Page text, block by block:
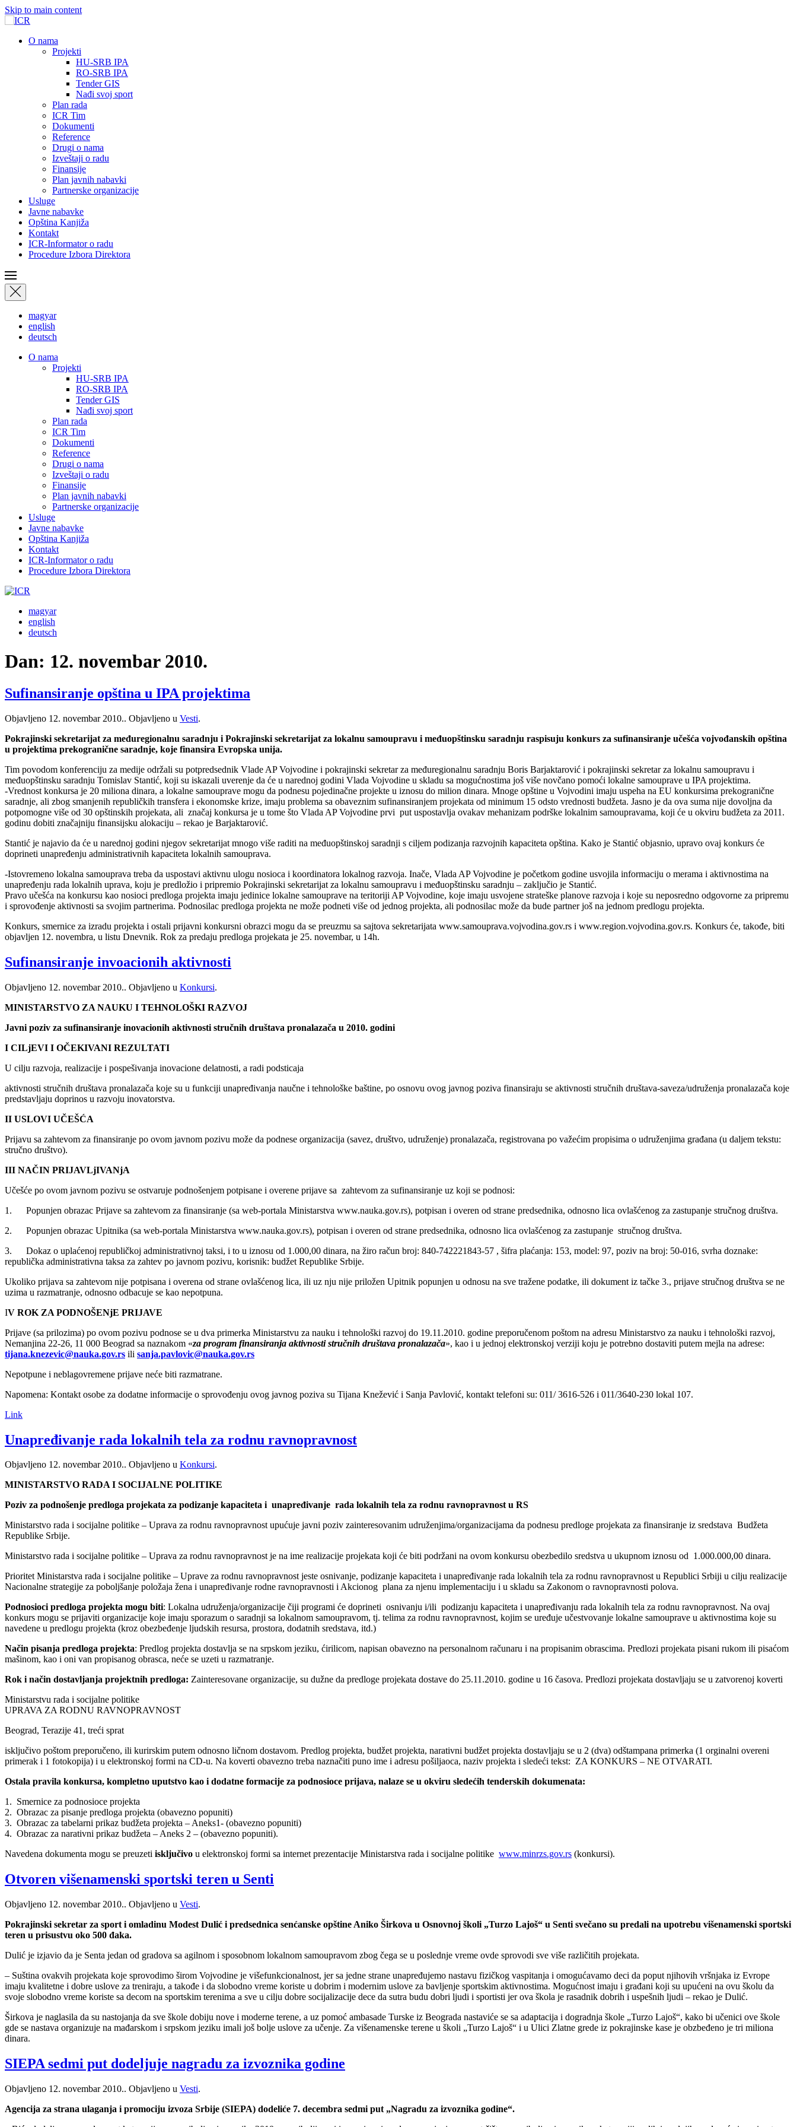
Skip to main content
О nama
Projekti
HU-SRB IPA
RO-SRB IPA
Tender GIS
Nađi svoj sport
Plan rada
ICR Tim
Dokumenti
Reference
Drugi o nama
Izveštaji o radu
Finansije
Plan javnih nabavki
Partnerske organizacije
Usluge
Javne nabavke
Opština Kanjiža
Kontakt
ICR-Informator o radu
Procedure Izbora Direktora
magyar
english
deutsch
О nama
Projekti
HU-SRB IPA
RO-SRB IPA
Tender GIS
Nađi svoj sport
Plan rada
ICR Tim
Dokumenti
Reference
Drugi o nama
Izveštaji o radu
Finansije
Plan javnih nabavki
Partnerske organizacije
Usluge
Javne nabavke
Opština Kanjiža
Kontakt
ICR-Informator o radu
Procedure Izbora Direktora
magyar
english
deutsch
Dan: 12. novembar 2010.
Sufinansiranje opština u IPA projektima
Objavljeno 12. novembar 2010.. Objavljeno u Vesti.
Pokrajinski sekretarijat za međuregionalnu saradnju i Pokrajinski sekretarijat za lokalnu samoupravu i međuopštinsku saradnju raspisuju konkurs za sufinansiranje učešća vojvođanskih opština
u projektima prekogranične saradnje, koje finansira Evropska unija.
Tim povodom konferenciju za medije održali su potpredsednik Vlade AP Vojvodine i pokrajinski sekretar za međuregionalnu saradnju Boris Barjaktarović i pokrajinski sekretar za lokalnu samoupravu i
međuopštinsku saradnju Tomislav Stantić, koji su iskazali uverenje da će u narednoj godini Vlada Vojvodine u skladu sa mogućnostima još više novčano pomoći lokalne samouprave u IPA projektima.
-Vrednost konkursa je 20 miliona dinara, a lokalne samouprave mogu da podnesu pojedinačne projekte u iznosu do milion dinara. Mnoge opštine u Vojvodini imaju uspeha na EU konkursima prekogranične
saradnje, ali zbog smanjenih republičkih transfera i ekonomske krize, imaju problema sa obaveznim sufinansiranjem projekata od minimum 15 odsto vrednosti budžeta. Jasno je da ova suma nije dovoljna da
potpomogne više od 30 opštinskih projekata, ali značaj konkursa je u tome što Vlada AP Vojvodine prvi put uspostavlja ovakav mehanizam podrške lokalnim samoupravama, koji će u okviru budžeta za 2011.
godinu dobiti značajniju finansijsku alokaciju – rekao je Barjaktarović.
Stantić je najavio da će u narednoj godini njegov sekretarijat mnogo više raditi na međuopštinskoj saradnji s ciljem podizanja razvojnih kapaciteta opština. Kako je Stantić objasnio, upravo ovaj konkurs će
doprineti unapređenju administrativnih kapaciteta lokalnih samouprava.
-Istovremeno lokalna samouprava treba da uspostavi aktivnu ulogu nosioca i koordinatora lokalnog razvoja. Inače, Vlada AP Vojvodine je početkom godine usvojila informaciju o merama i aktivnostima na
unapređenju rada lokalnih uprava, koju je predložio i pripremio Pokrajinski sekretarijat za lokalnu samoupravu i međuopštinsku saradnju – zaključio je Stantić.
Pravo učešća na konkursu kao nosioci predloga projekta imaju jedinice lokalne samouprave na teritoriji AP Vojvodine, koje imaju usvojene strateške planove razvoja i koje su neposredno odgovorne za pripremu
i sprovođenje aktivnosti sa svojim partnerima. Podnosilac predloga projekta ne može podneti više od jednog projekta, ali podnosilac može da bude partner još na jednom predlogu projekta.
Konkurs, smernice za izradu projekta i ostali prijavni konkursni obrazci mogu da se preuzmu sa sajtova sekretarijata www.samouprava.vojvodina.gov.rs i www.region.vojvodina.gov.rs. Konkurs će, takođe, biti
objavljen 12. novembra, u listu Dnevnik. Rok za predaju predloga projekata je 25. novembar, u 14h.
Sufinansiranje invoacionih aktivnosti
Objavljeno 12. novembar 2010.. Objavljeno u Konkursi.
MINISTARSTVO ZA NAUKU I TEHNOLOŠKI RAZVOJ
Javni poziv za sufinansiranje inovacionih aktivnosti stručnih društava pronalazača u 2010. godini
I CILjEVI I OČEKIVANI REZULTATI
U cilju razvoja, realizacije i pospešivanja inovacione delatnosti, a radi podsticaja
aktivnosti stručnih društava pronalazača koje su u funkciji unapređivanja naučne i tehnološke baštine, po osnovu ovog javnog poziva finansiraju se aktivnosti stručnih društava-saveza/udruženja pronalazača koje
predstavljaju doprinos u razvoju inovatorstva.
II USLOVI UČEŠĆA
Prijavu sa zahtevom za finansiranje po ovom javnom pozivu može da podnese organizacija (savez, društvo, udruženje) pronalazača, registrovana po važećim propisima o udruženjima građana (u daljem tekstu:
stručno društvo).
III NAČIN PRIJAVLjIVANjA
Učešće po ovom javnom pozivu se ostvaruje podnošenjem potpisane i overene prijave sa zahtevom za sufinansiranje uz koji se podnosi:
1. Popunjen obrazac Prijave sa zahtevom za finansiranje (sa web-portala Ministarstva www.nauka.gov.rs), potpisan i overen od strane predsednika, odnosno lica ovlašćenog za zastupanje stručnog društva.
2. Popunjen obrazac Upitnika (sa web-portala Ministarstva www.nauka.gov.rs), potpisan i overen od strane predsednika, odnosno lica ovlašćenog za zastupanje stručnog društva.
3. Dokaz o uplaćenoj republičkoj administrativnoj taksi, i to u iznosu od 1.000,00 dinara, na žiro račun broj: 840-742221843-57 , šifra plaćanja: 153, model: 97, poziv na broj: 50-016, svrha doznake:
republička administrativna taksa za zahtev po javnom pozivu, korisnik: budžet Republike Srbije.
Ukoliko prijava sa zahtevom nije potpisana i overena od strane ovlašćenog lica, ili uz nju nije priložen Upitnik popunjen u odnosu na sve tražene podatke, ili dokument iz tačke 3., prijave stručnog društva se ne
uzima u razmatranje, odnosno odbacuje se kao nepotpuna.
IV ROK ZA PODNOŠENjE PRIJAVE
Prijave (sa prilozima) po ovom pozivu podnose se u dva primerka Ministarstvu za nauku i tehnološki razvoj do 19.11.2010. godine preporučenom poštom na adresu Ministarstvo za nauku i tehnološki razvoj,
Nemanjina 22-26, 11 000 Beograd sa naznakom «za program finansiranja aktivnosti stručnih društava pronalazača», kao i u jednoj elektronskoj verziji koju je potrebno dostaviti putem mejla na adrese:
tijana.knezevic@nauka.gov.rs ili sanja.pavlovic@nauka.gov.rs
Nepotpune i neblagovremene prijave neće biti razmatrane.
Napomena: Kontakt osobe za dodatne informacije o sprovođenju ovog javnog poziva su Tijana Knežević i Sanja Pavlović, kontakt telefoni su: 011/ 3616-526 i 011/3640-230 lokal 107.
Link
Unapređivanje rada lokalnih tela za rodnu ravnopravnost
Objavljeno 12. novembar 2010.. Objavljeno u Konkursi.
MINISTARSTVO RADA I SOCIJALNE POLITIKE
Poziv za podnošenje predloga projekata za podizanje kapaciteta i unapređivanje rada lokalnih tela za rodnu ravnopravnost u RS
Ministarstvo rada i socijalne politike – Uprava za rodnu ravnopravnost upućuje javni poziv zainteresovanim udruženjima/organizacijama da podnesu predloge projekata za finansiranje iz sredstava Budžeta
Republike Srbije.
Ministarstvo rada i socijalne politike – Uprava za rodnu ravnopravnost je na ime realizacije projekata koji će biti podržani na ovom konkursu obezbedilo sredstva u ukupnom iznosu od 1.000.000,00 dinara.
Prioritet Ministarstva rada i socijalne politike – Uprave za rodnu ravnopravnost jeste osnivanje, podizanje kapaciteta i unapređivanje rada lokalnih tela za rodnu ravnopravnost u Republici Srbiji u cilju realizacije
Nacionalne strategije za poboljšanje položaja žena i unapređivanje rodne ravnopravnosti i Akcionog plana za njenu implementaciju i u skladu sa Zakonom o ravnopravnosti polova.
Podnosioci predloga projekta mogu biti: Lokalna udruženja/organizacije čiji programi će doprineti osnivanju i/ili podizanju kapaciteta i unapređivanju rada lokalnih tela za rodnu ravnopravnost. Na ovaj
konkurs mogu se prijaviti organizacije koje imaju sporazum o saradnji sa lokalnom samoupravom, tj. telima za rodnu ravnopravnost, kojim se uređuje učestvovanje lokalne samouprave u aktivnostima koje su
navedene u predlogu projekta (kroz obezbeđenje ljudskih resursa, prostora, dodatnih sredstava, itd.)
Način pisanja predloga projekta: Predlog projekta dostavlja se na srpskom jeziku, ćirilicom, napisan obavezno na personalnom računaru i na propisanim obrascima. Predlozi projekata pisani rukom ili pisaćom
mašinom, kao i oni van propisanog obrasca, neće se uzeti u razmatranje.
Rok i način dostavljanja projektnih predloga: Zainteresovane organizacije, su dužne da predloge projekata dostave do 25.11.2010. godine u 16 časova. Predlozi projekata dostavljaju se u zatvorenoj koverti
Ministarstvu rada i socijalne politike
UPRAVA ZA RODNU RAVNOPRAVNOST
Beograd, Terazije 41, treći sprat
isključivo poštom preporučeno, ili kurirskim putem odnosno ličnom dostavom. Predlog projekta, budžet projekta, narativni budžet projekta dostavljaju se u 2 (dva) odštampana primerka (1 orginalni overeni
primerak i 1 fotokopija) i u elektronskoj formi na CD-u. Na koverti obavezno treba naznačiti puno ime i adresu pošiljaoca, naziv projekta i sledeći tekst: ZA KONKURS – NE OTVARATI.
Ostala pravila konkursa, kompletno uputstvo kao i dodatne formacije za podnosioce prijava, nalaze se u okviru sledećih tenderskih dokumenata:
1. Smernice za podnosioce projekta
2. Obrazac za pisanje predloga projekta (obavezno popuniti)
3. Obrazac za tabelarni prikaz budžeta projekta – Aneks1- (obavezno popuniti)
4. Obrazac za narativni prikaz budžeta – Aneks 2 – (obavezno popuniti).
Navedena dokumenta mogu se preuzeti isključivo u elektronskoj formi sa internet prezentacije Ministarstva rada i socijalne politike www.minrzs.gov.rs (konkursi).
Otvoren višenamenski sportski teren u Senti
Objavljeno 12. novembar 2010.. Objavljeno u Vesti.
Pokrajinski sekretar za sport i omladinu Modest Dulić i predsednica senćanske opštine Aniko Širkova u Osnovnoj školi „Turzo Lajoš“ u Senti svečano su predali na upotrebu višenamenski sportski
teren u prisustvu oko 500 đaka.
Dulić je izjavio da je Senta jedan od gradova sa agilnom i sposobnom lokalnom samoupravom zbog čega se u poslednje vreme ovde sprovodi sve više različitih projekata.
– Suština ovakvih projekata koje sprovodimo širom Vojvodine je višefunkcionalnost, jer sa jedne strane unapređujemo nastavu fizičkog vaspitanja i omogućavamo deci da poput njihovih vršnjaka iz Evrope
imaju kvalitetne i dobre uslove za treniraju, a takođe i da slobodno vreme koriste u dobrim i modernim uslove za bavljenje sportskim aktivnostima. Mogućnost imaju i građani koji su upućeni na ovu školu da
svoje slobodno vreme koriste sa decom na sportskim terenima a sve u cilju dobre socijalizacije dece da sutra budu dobri ljudi i sportisti jer ova škola je rasadnik dobrih i uspešnih ljudi – rekao je Dulić.
Širkova je naglasila da su nastojanja da sve škole dobiju nove i moderne terene, a uz pomoć ambasade Turske iz Beograda nastaviće se sa adaptacija i dogradnja škole „Turzo Lajoš“, kako bi učenici ove škole
gde se nastava organizuje na mađarskom i srpskom jeziku imali još bolje uslove za učenje. Za višenamenske terene u školi „Turzo Lajoš“ i u Ulici Zlatne grede iz pokrajinske kase je obzbeđeno je tri miliona
dinara.
SIEPA sedmi put dodeljuje nagradu za izvoznika godine
Objavljeno 12. novembar 2010.. Objavljeno u Vesti.
Agencija za strana ulaganja i promociju izvoza Srbije (SIEPA) dodeliće 7. decembra sedmi put „Nagradu za izvoznika godine“.